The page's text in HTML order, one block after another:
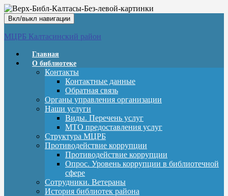
Вкл/выкл навигации
МЦРБ Калтасинский район
Главная
О библиотеке
Контакты
Контактные данные
Обратная связь
Органы управления организации
Наши услуги
Виды. Перечень услуг
МТО предоставления услуг
Структура МЦРБ
Противодействие коррупции
Противодействие коррупции
Опрос. Уровень коррупции в библиотечной
сфере
Сотрудники. Ветераны
История библиотек района